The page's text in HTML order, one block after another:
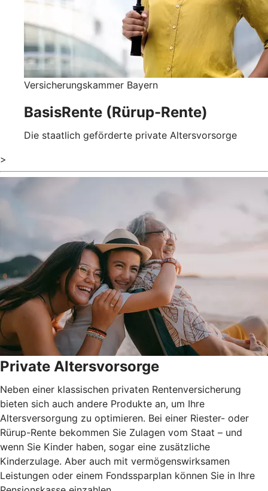
Versicherungskammer Bayern
BasisRente (Rürup-Rente)
Die staatlich geförderte private Altersvorsorge
>
Private Altersvorsorge
Neben einer klassischen privaten Rentenversicherung
bieten sich auch andere Produkte an, um Ihre
Altersversorgung zu optimieren. Bei einer Riester- oder
Rürup-Rente bekommen Sie Zulagen vom Staat – und
wenn Sie Kinder haben, sogar eine zusätzliche
Kinderzulage. Aber auch mit vermögenswirksamen
Leistungen oder einem Fondssparplan können Sie in Ihre